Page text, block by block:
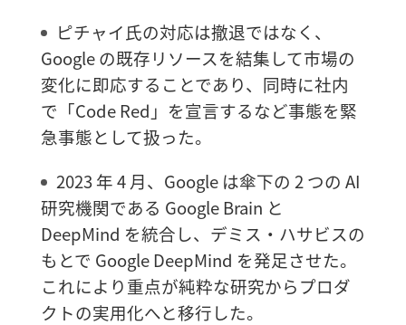
ピチャイ氏の対応は撤退ではなく、
Google の既存リソースを結集して市場の
変化に即応することであり、同時に社内
で「Code Red」を宣言するなど事態を緊
急事態として扱った。
2023 年 4 月、Google は傘下の 2 つの AI
研究機関である Google Brain と
DeepMind を統合し、デミス・ハサビスの
もとで Google DeepMind を発足させた。
これにより重点が純粋な研究からプロダ
クトの実用化へと移行した。